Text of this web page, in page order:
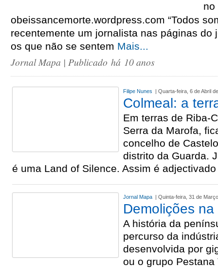
no
obeissancemorte.wordpress.com “Todos
recentemente um jornalista nas páginas do
os que não se sentem Mais...
Jornal Mapa | Publicado há 10 anos
Filipe Nunes | Quarta-feira, 6 de Abril
Colmeal: a
Em terras de Riba-
Serra da Marofa,
concelho de
distrito da Guarda.
é uma Land of Silence. Assim é
Jornal Mapa | Quinta-feira, 31 de
Demolições
A história da
percurso da
desenvolvida por
ou o grupo Pestana